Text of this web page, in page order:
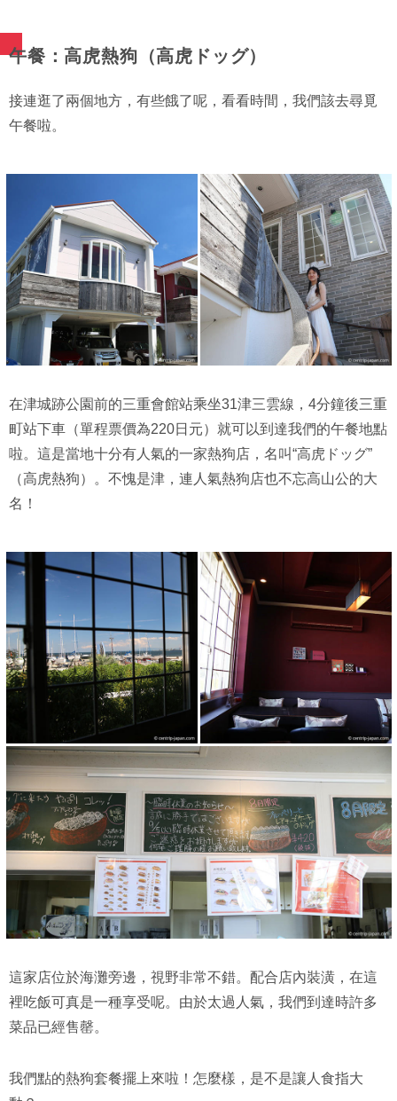
午餐：高虎熱狗（高虎ドッグ）
接連逛了兩個地方，有些餓了呢，看看時間，我們該去尋覓
午餐啦。
在津城跡公園前的三重會館站乘坐31津三雲線，4分鐘後三重
町站下車（單程票價為220日元）就可以到達我們的午餐地點
啦。這是當地十分有人氣的一家熱狗店，名叫“高虎ドッグ”
（高虎熱狗）。不愧是津，連人氣熱狗店也不忘高山公的大
名！
這家店位於海灘旁邊，視野非常不錯。配合店內裝潢，在這
裡吃飯可真是一種享受呢。由於太過人氣，我們到達時許多
菜品已經售罄。
我們點的熱狗套餐擺上來啦！怎麼樣，是不是讓人食指大